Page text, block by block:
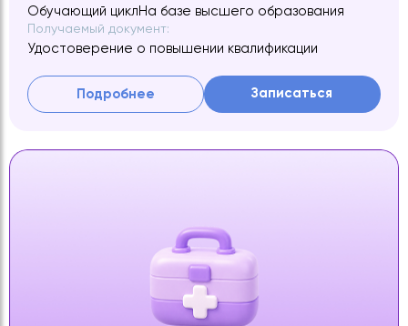
Обучающий циклНа базе высшего образования
Получаемый документ:
Удостоверение о повышении квалификации
Подробнее Записаться